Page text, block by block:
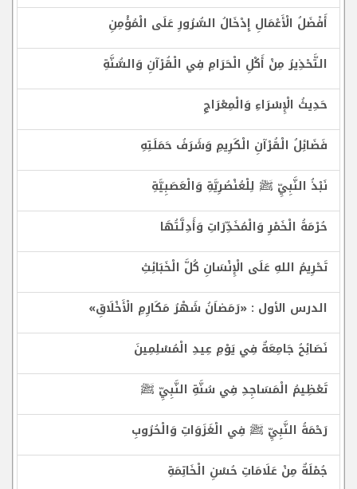
أَفْضَلُ الْأَعْمَالِ إِدْخَالُ السُّرُورِ عَلَى الْمُؤْمِنِ
التَّحْذِيرُ مِنْ أَكْلِ الْحَرَامِ فِي الْقُرْآنِ وَالسُّنَّةِ
حَدِيثُ الْإِسْرَاءِ وَالْمِعْرَاجِ
فَضَائِلُ الْقُرْآنِ الْكَرِيمِ وَشَرَفُ حَمَلَتِهِ
نَبْذُ النَّبِيِّ ﷺ لِلْعُنْصُرِيَّةِ وَالْعَصَبِيَّةِ
حُرْمَةُ الْخَمْرِ وَالْمُخَدِّرَاتِ وَأَدِلَّتُهَا
تَحْرِيمُ اللهِ عَلَى الْإِنْسَانِ كُلَّ الْخَبَائِثِ
الدرس الأول : «رَمَضاَنُ شَهْرُ مَكَارِمِ الْأَخْلَاقِ»
نَصَائِحُ جَامِعَةٌ فِي يَوْمِ عِيدِ الْمُسْلِمِينَ
تَعْظِيمُ الْمَسَاجِدِ فِي سُنَّةِ النَّبِيِّ ﷺ
رَحْمَةُ النَّبِيِّ ﷺ فِي الْغَزَوَاتِ وَالْحُرُوبِ
جُمْلَةٌ مِنْ عَلَامَاتِ حُسْنِ الْخَاتِمَةِ